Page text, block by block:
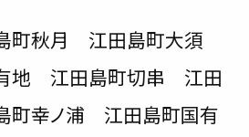
町秋月 江田島町大須
地 江田島町切串 江田
町幸ノ浦 江田島町国有